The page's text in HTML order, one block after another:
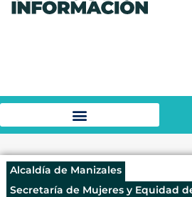
Alcaldía de Manizales
Secretaría de Mujeres y Equidad